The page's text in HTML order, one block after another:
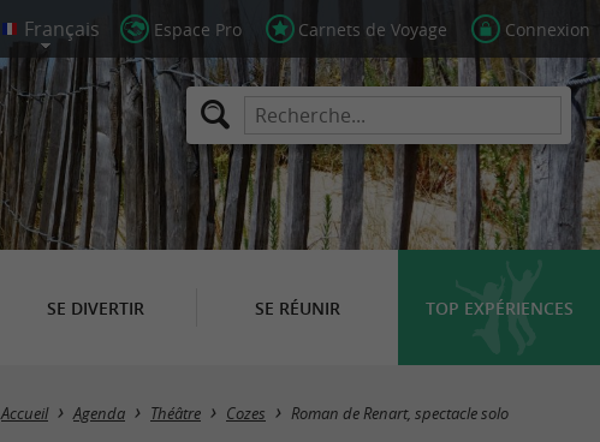
Espace Pro Carnets de Voyage Connexion
SE DIVERTIR SE RÉUNIR TOP EXPÉRIENCES
Accueil Agenda Théâtre Cozes Roman de Renart, spectacle solo